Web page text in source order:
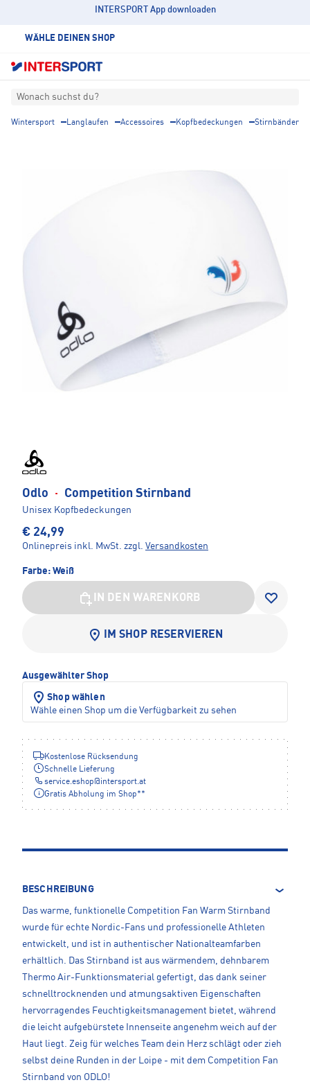
INTERSPORT App downloaden
WÄHLE DEINEN SHOP
Wonach suchst du?
Wintersport Langlaufen Accessoires Kopfbedeckungen Stirnbänder
Odlo · Competition Stirnband
Unisex Kopfbedeckungen
€ 24,99
Onlinepreis inkl. MwSt. zzgl. Versandkosten
Farbe: Weiß
IN DEN WARENKORB
IM SHOP RESERVIEREN
Ausgewählter Shop
Shop wählen
Wähle einen Shop um die Verfügbarkeit zu sehen
Kostenlose Rücksendung
Schnelle Lieferung
service.eshop@intersport.at
Gratis Abholung im Shop**
BESCHREIBUNG
Das warme, funktionelle Competition Fan Warm Stirnband
wurde für echte Nordic-Fans und professionelle Athleten
entwickelt, und ist in authentischer Nationalteamfarben
erhältlich. Das Stirnband ist aus wärmendem, dehnbarem
Thermo Air-Funktionsmaterial gefertigt, das dank seiner
schnelltrocknenden und atmungsaktiven Eigenschaften
hervorragendes Feuchtigkeitsmanagement bietet, während
die leicht aufgebürstete Innenseite angenehm weich auf der
Haut liegt. Zeig für welches Team dein Herz schlägt oder zieh
selbst deine Runden in der Loipe - mit dem Competition Fan
Stirnband von ODLO!